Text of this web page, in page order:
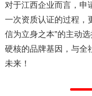
对于江西企业而言，申
一次资质认证的过程，
信为立身之本”的主动
硬核的品牌基因，与全
未来！